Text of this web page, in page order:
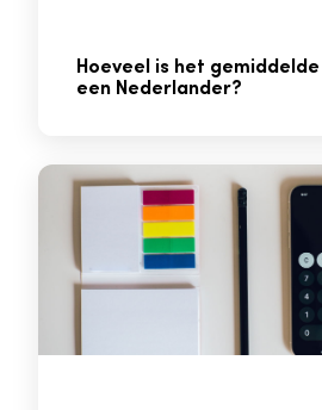
Hoeveel is het
een Nederlander?